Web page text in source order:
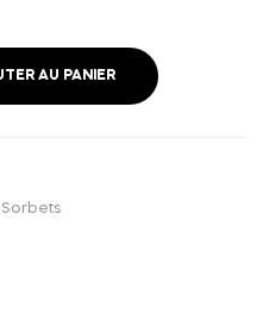
AU PANIER